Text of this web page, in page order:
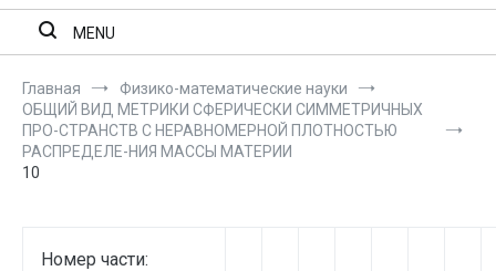
MENU
Главная
Физико-математические науки
ОБЩИЙ ВИД МЕТРИКИ СФЕРИЧЕСКИ СИММЕТРИЧНЫХ
ПРО-СТРАНСТВ С НЕРАВНОМЕРНОЙ ПЛОТНОСТЬЮ
РАСПРЕДЕЛЕ-НИЯ МАССЫ МАТЕРИИ
10
Номер части: